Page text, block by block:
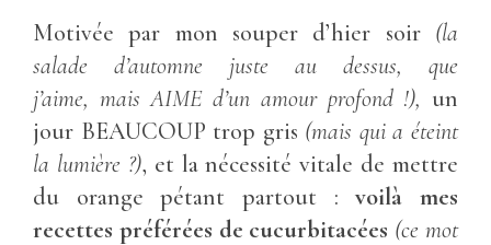
Motivée par mon souper d’hier soir (la
salade d’automne juste au dessus, que
j’aime, mais AIME d’un amour profond !), un
jour BEAUCOUP trop gris (mais qui a éteint
la lumière ?), et la nécessité vitale de mettre
du orange pétant partout : voilà mes
recettes préférées de cucurbitacées (ce mot